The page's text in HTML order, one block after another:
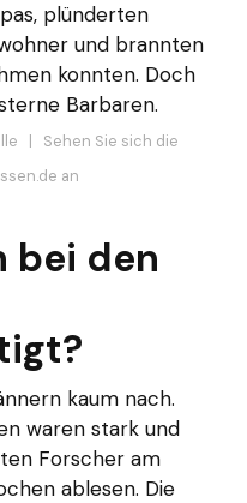
plünderten
und brannten
konnten. Doch
Barbaren.
| Sehen Sie sich die
an
bei den
kaum nach.
waren stark und
Forscher am
ablesen. Die